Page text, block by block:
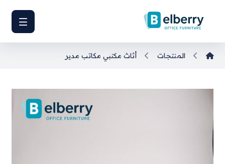
المنتجات أثاث مكتبي مكاتب مدير